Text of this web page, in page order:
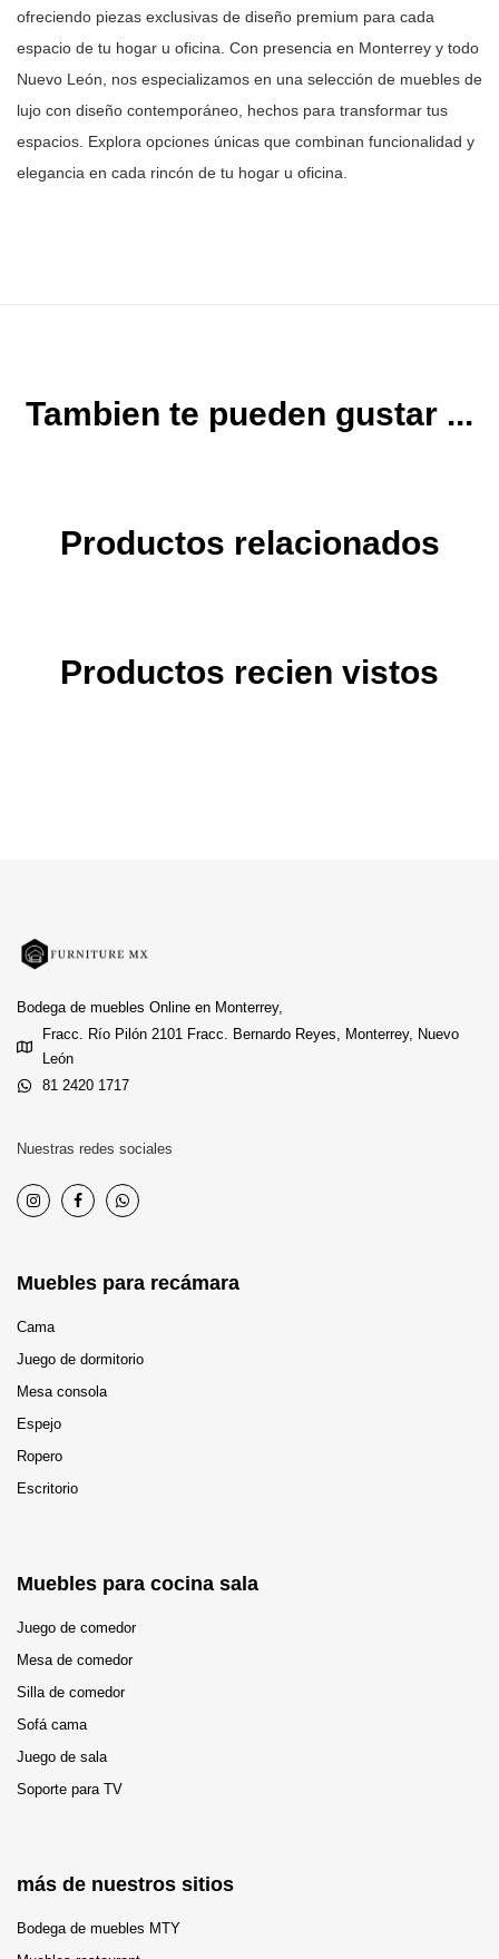
ofreciendo piezas exclusivas de diseño premium para cada
espacio de tu hogar u oficina. Con presencia en Monterrey y todo
Nuevo León, nos especializamos en una selección de muebles de
lujo con diseño contemporáneo, hechos para transformar tus
espacios. Explora opciones únicas que combinan funcionalidad y
elegancia en cada rincón de tu hogar u oficina.
Tambien te pueden gustar ...
Productos relacionados
Productos recien vistos
Bodega de muebles Online en Monterrey,
Fracc. Río Pilón 2101 Fracc. Bernardo Reyes, Monterrey, Nuevo
León
81 2420 1717
Nuestras redes sociales
Muebles para recámara
Cama
Juego de dormitorio
Mesa consola
Espejo
Ropero
Escritorio
Muebles para cocina sala
Juego de comedor
Mesa de comedor
Silla de comedor
Sofá cama
Juego de sala
Soporte para TV
más de nuestros sitios
Bodega de muebles MTY